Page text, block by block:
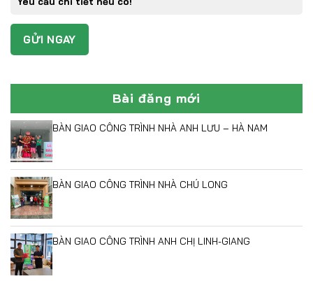
Bài đăng mới
BÀN GIAO CÔNG TRÌNH NHÀ ANH LƯU – HÀ NAM
BÀN GIAO CÔNG TRÌNH NHÀ CHÚ LONG
BÀN GIAO CÔNG TRÌNH ANH CHỊ LINH-GIANG